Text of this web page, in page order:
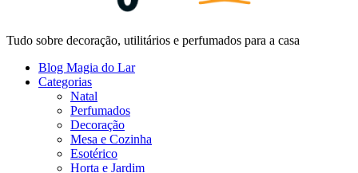
Tudo sobre decoração, utilitários e perfumados para a casa
Blog Magia do Lar
Categorias
Natal
Perfumados
Decoração
Mesa e Cozinha
Esotérico
Horta e Jardim